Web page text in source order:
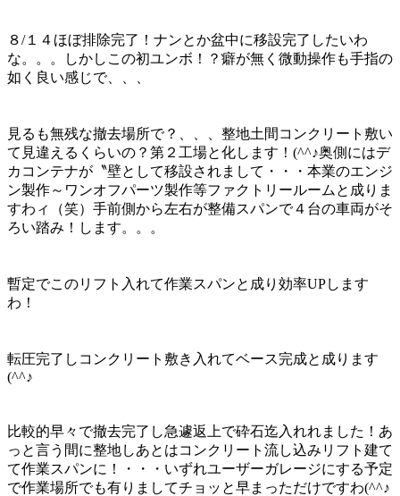
８/１４ほぼ排除完了！ナンとか盆中に移設完了したいわ
な。。。しかしこの初ユンボ！？癖が無く微動操作も手指の
如く良い感じで、、、
見るも無残な撤去場所で？、、、整地土間コンクリート敷い
て見違えるくらいの？第２工場と化します！(^^♪奥側にはデ
カコンテナが〝壁として移設されまして・・・本業のエンジ
ン製作～ワンオフパーツ製作等ファクトリールームと成りま
すわィ（笑）手前側から左右が整備スパンで４台の車両がそ
ろい踏み！します。。。
暫定でこのリフト入れて作業スパンと成り効率UPします
わ！
転圧完了しコンクリート敷き入れてベース完成と成ります
(^^♪
比較的早々で撤去完了し急遽返上で砕石迄入れれました！あ
っと言う間に整地しあとはコンクリート流し込みリフト建て
て作業スパンに！・・・いずれユーザーガレージにする予定
で作業場所でも有りましてチョッと早まっただけですわ(^^♪